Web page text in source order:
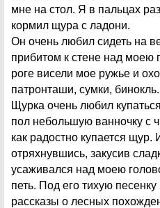
мне на стол. Я в пальцах
кормил щура с ладони.
Он очень любил сидеть на
прибитом к стене над моею
роге висели мое ружье и
патронташи, сумки, бинокль.
Щурка очень любил
пол небольшую ванночку с
как радостно купается щур.
отряхнувшись, закусив
усаживался над моею
петь. Под его тихую
рассказы о лесных